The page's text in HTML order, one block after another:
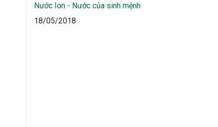
Nước Ion - Nước của sinh mệnh
18/05/2018